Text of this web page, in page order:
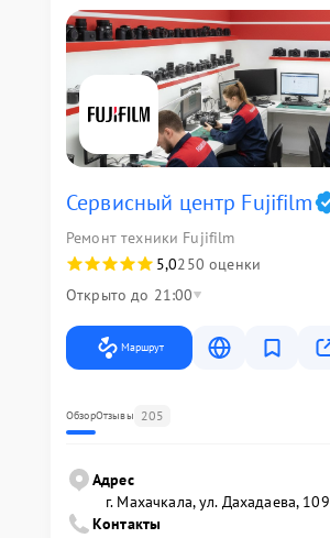
Сервисный центр Fujifilm
Ремонт техники Fujifilm
5,0250 оценки
Открыто до 21:00
Маршрут
ОбзорОтзывы 205
Адрес
г. Махачкала, ул. Дахадаева, 109
Контакты